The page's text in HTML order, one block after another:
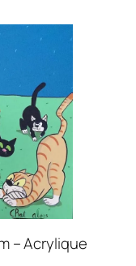
– Acrylique